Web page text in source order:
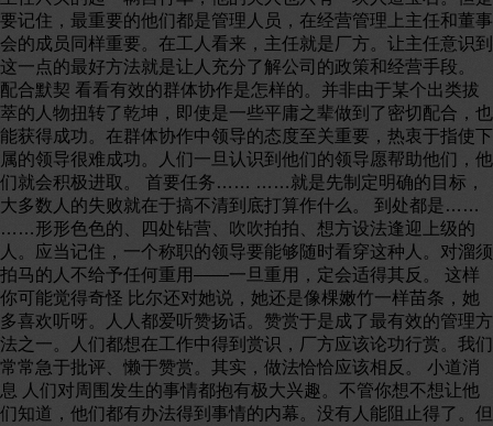
要记住，最重要的他们都是管理人员，在经营管理上主任和董事
会的成员同样重要。在工人看来，主任就是厂方。让主任意识到
这一点的最好方法就是让人充分了解公司的政策和经营手段。
配合默契 看看有效的群体协作是怎样的。并非由于某个出类拔
萃的人物扭转了乾坤，即使是一些平庸之辈做到了密切配合，也
能获得成功。在群体协作中领导的态度至关重要，热衷于指使下
属的领导很难成功。人们一旦认识到他们的领导愿帮助他们，他
们就会积极进取。 首要任务…… ……就是先制定明确的目标，
大多数人的失败就在于搞不清到底打算作什么。 到处都是……
……形形色色的、四处钻营、吹吹拍拍、想方设法逢迎上级的
人。应当记住，一个称职的领导要能够随时看穿这种人。对溜须
拍马的人不给予任何重用——一旦重用，定会适得其反。 这样
你可能觉得奇怪 比尔还对她说，她还是像棵嫩竹一样苗条，她
多喜欢听呀。人人都爱听赞扬话。赞赏于是成了最有效的管理方
法之一。人们都想在工作中得到赏识，厂方应该论功行赏。我们
常常急于批评、懒于赞赏。其实，做法恰恰应该相反。 小道消
息 人们对周围发生的事情都抱有极大兴趣。不管你想不想让他
们知道，他们都有办法得到事情的内幕。没有人能阻止得了。但